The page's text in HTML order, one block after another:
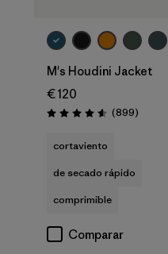
M's Houdini Jacket
€ 120
Puntuación: 4.6 / 5
(899Reseñas
)
cortaviento
de secado rápido
comprimible
Comparar